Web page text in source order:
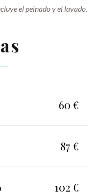
el peinado y el lavado.
60 €
87 €
102 €